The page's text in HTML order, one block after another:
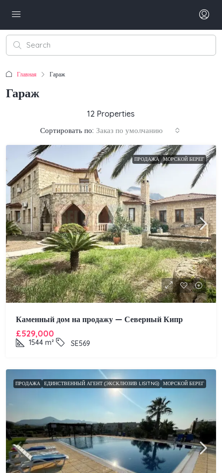
Главная Гараж
Гараж
12 Properties
Сортировать по: Заказ по умолчанию
ПРОДАЖА МОРСКОЙ БЕРЕГ
Каменный дом на продажу — Северный Кипр
£529,000
1544 m² SE569
ПРОДАЖА ЕДИНСТВЕННЫЙ АГЕНТ (ЭКСКЛЮЗИВ LISITNG) МОРСКОЙ БЕРЕГ